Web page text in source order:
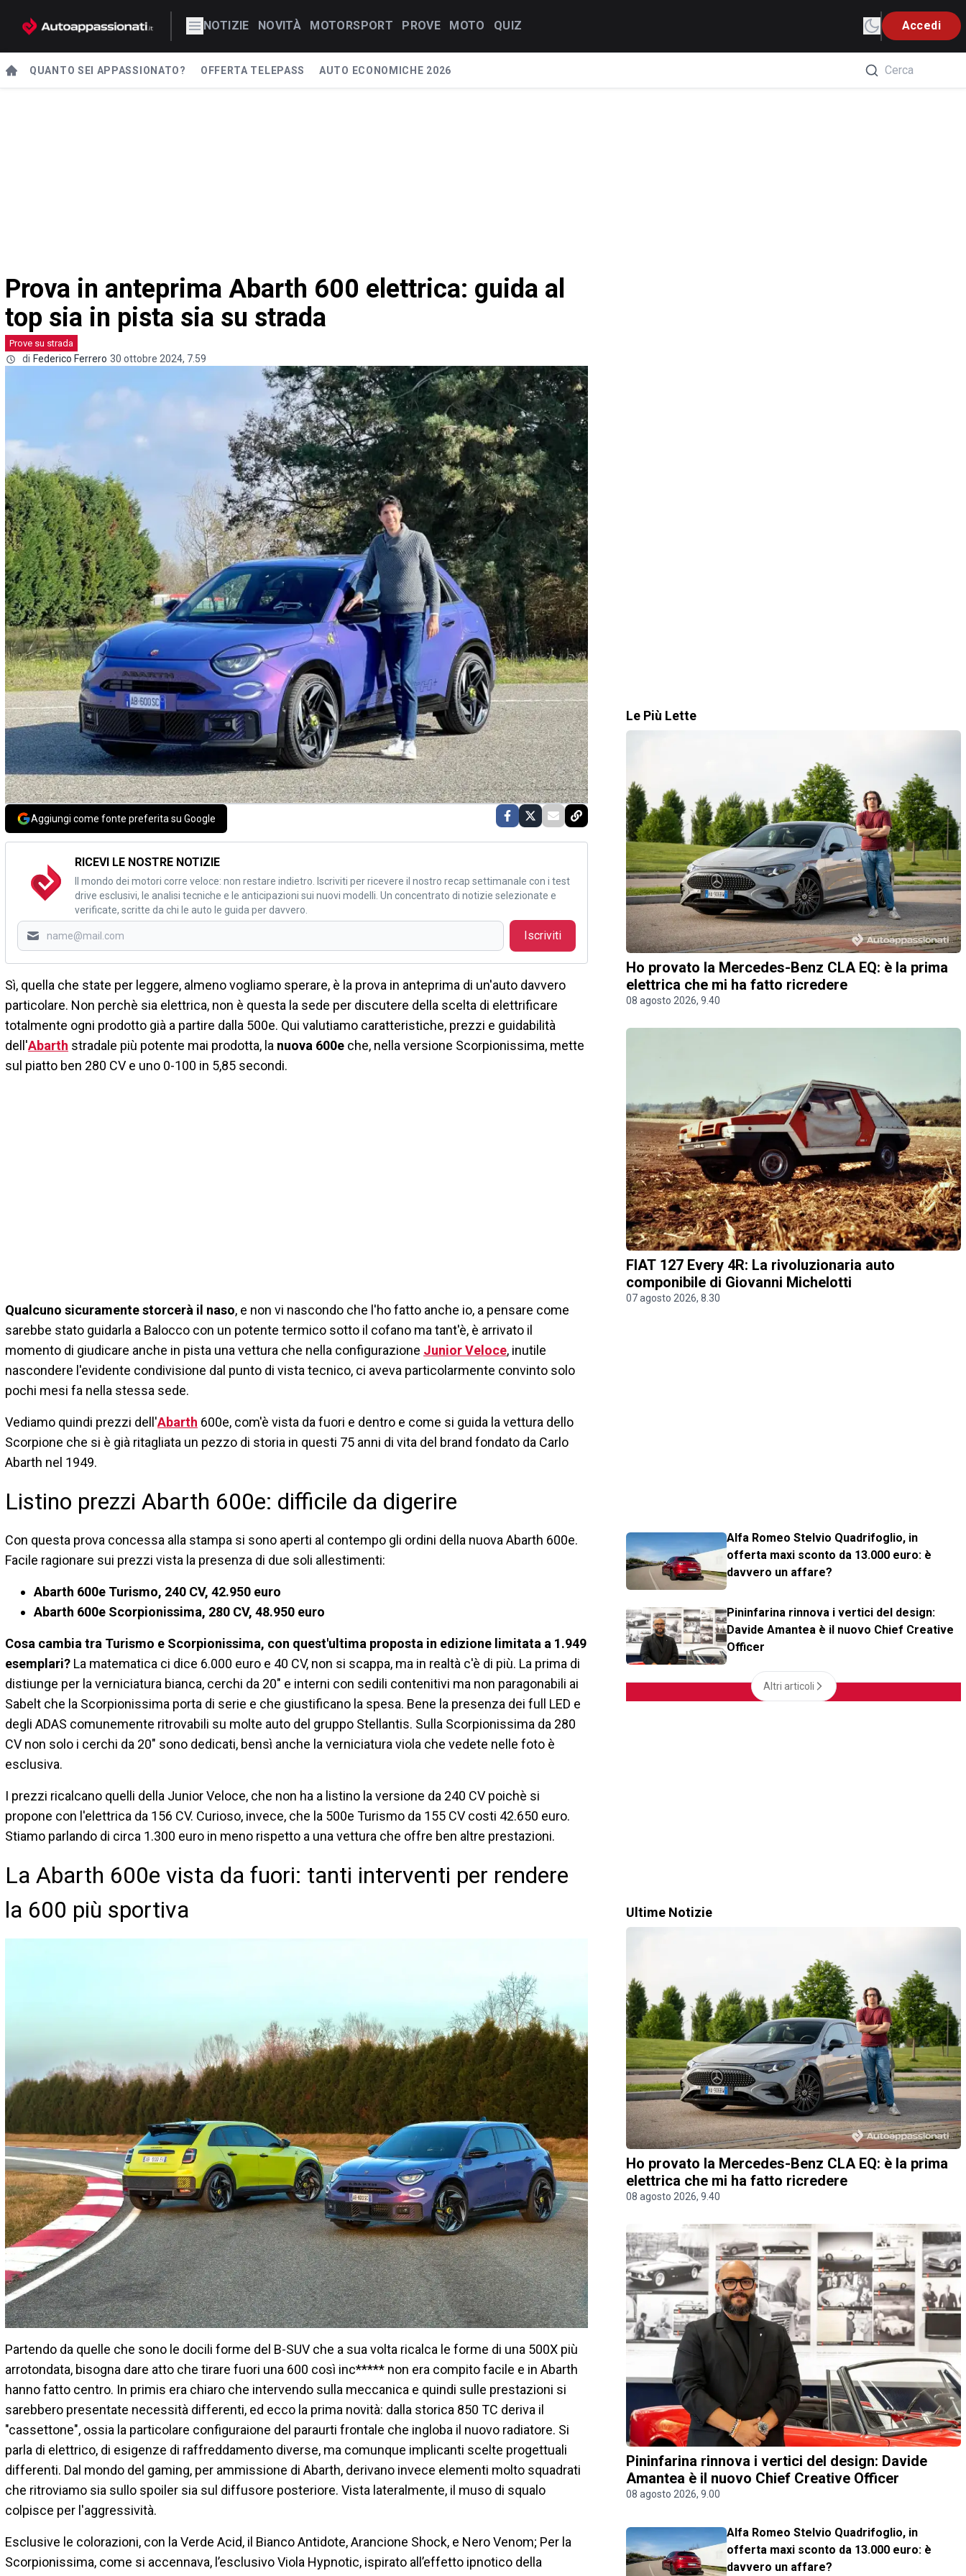
NOTIZIE NOVITÀ MOTORSPORT PROVE MOTO QUIZ Accedi
QUANTO SEI APPASSIONATO? OFFERTA TELEPASS AUTO ECONOMICHE 2026
Prova in anteprima Abarth 600 elettrica: guida al
top sia in pista sia su strada
Prove su strada
di Federico Ferrero 30 ottobre 2024, 7.59
Aggiungi come fonte preferita su Google
RICEVI LE NOSTRE NOTIZIE
Il mondo dei motori corre veloce: non restare indietro. Iscriviti per ricevere il nostro recap settimanale con i test
drive esclusivi, le analisi tecniche e le anticipazioni sui nuovi modelli. Un concentrato di notizie selezionate e
verificate, scritte da chi le auto le guida per davvero.
Iscriviti
Sì, quella che state per leggere, almeno vogliamo sperare, è la prova in anteprima di un'auto davvero
particolare. Non perchè sia elettrica, non è questa la sede per discutere della scelta di elettrificare
totalmente ogni prodotto già a partire dalla 500e. Qui valutiamo caratteristiche, prezzi e guidabilità
dell'Abarth stradale più potente mai prodotta, la nuova 600e che, nella versione Scorpionissima, mette
sul piatto ben 280 CV e uno 0-100 in 5,85 secondi.
Qualcuno sicuramente storcerà il naso, e non vi nascondo che l'ho fatto anche io, a pensare come
sarebbe stato guidarla a Balocco con un potente termico sotto il cofano ma tant'è, è arrivato il
momento di giudicare anche in pista una vettura che nella configurazione Junior Veloce, inutile
nascondere l'evidente condivisione dal punto di vista tecnico, ci aveva particolarmente convinto solo
pochi mesi fa nella stessa sede.
Vediamo quindi prezzi dell'Abarth 600e, com'è vista da fuori e dentro e come si guida la vettura dello
Scorpione che si è già ritagliata un pezzo di storia in questi 75 anni di vita del brand fondato da Carlo
Abarth nel 1949.
Listino prezzi Abarth 600e: difficile da digerire
Con questa prova concessa alla stampa si sono aperti al contempo gli ordini della nuova Abarth 600e.
Facile ragionare sui prezzi vista la presenza di due soli allestimenti:
Abarth 600e Turismo, 240 CV, 42.950 euro
Abarth 600e Scorpionissima, 280 CV, 48.950 euro
Cosa cambia tra Turismo e Scorpionissima, con quest'ultima proposta in edizione limitata a 1.949
esemplari? La matematica ci dice 6.000 euro e 40 CV, non si scappa, ma in realtà c'è di più. La prima di
distiunge per la verniciatura bianca, cerchi da 20" e interni con sedili contenitivi ma non paragonabili ai
Sabelt che la Scorpionissima porta di serie e che giustificano la spesa. Bene la presenza dei full LED e
degli ADAS comunemente ritrovabili su molte auto del gruppo Stellantis. Sulla Scorpionissima da 280
CV non solo i cerchi da 20" sono dedicati, bensì anche la verniciatura viola che vedete nelle foto è
esclusiva.
I prezzi ricalcano quelli della Junior Veloce, che non ha a listino la versione da 240 CV poichè si
propone con l'elettrica da 156 CV. Curioso, invece, che la 500e Turismo da 155 CV costi 42.650 euro.
Stiamo parlando di circa 1.300 euro in meno rispetto a una vettura che offre ben altre prestazioni.
La Abarth 600e vista da fuori: tanti interventi per rendere
la 600 più sportiva
Partendo da quelle che sono le docili forme del B-SUV che a sua volta ricalca le forme di una 500X più
arrotondata, bisogna dare atto che tirare fuori una 600 così inc***** non era compito facile e in Abarth
hanno fatto centro. In primis era chiaro che intervendo sulla meccanica e quindi sulle prestazioni si
sarebbero presentate necessità differenti, ed ecco la prima novità: dalla storica 850 TC deriva il
"cassettone", ossia la particolare configuraione del paraurti frontale che ingloba il nuovo radiatore. Si
parla di elettrico, di esigenze di raffreddamento diverse, ma comunque implicanti scelte progettuali
differenti. Dal mondo del gaming, per ammissione di Abarth, derivano invece elementi molto squadrati
che ritroviamo sia sullo spoiler sia sul diffusore posteriore. Vista lateralmente, il muso di squalo
colpisce per l'aggressività.
Esclusive le colorazioni, con la Verde Acid, il Bianco Antidote, Arancione Shock, e Nero Venom; Per la
Scorpionissima, come si accennava, l’esclusivo Viola Hypnotic, ispirato all’effetto ipnotico della
Le Più Lette
Ho provato la Mercedes-Benz CLA EQ: è la prima
elettrica che mi ha fatto ricredere
08 agosto 2026, 9.40
FIAT 127 Every 4R: La rivoluzionaria auto
componibile di Giovanni Michelotti
07 agosto 2026, 8.30
Alfa Romeo Stelvio Quadrifoglio, in
offerta maxi sconto da 13.000 euro: è
davvero un affare?
Pininfarina rinnova i vertici del design:
Davide Amantea è il nuovo Chief Creative
Officer
Altri articoli
Ultime Notizie
Ho provato la Mercedes-Benz CLA EQ: è la prima
elettrica che mi ha fatto ricredere
08 agosto 2026, 9.40
Pininfarina rinnova i vertici del design: Davide
Amantea è il nuovo Chief Creative Officer
08 agosto 2026, 9.00
Alfa Romeo Stelvio Quadrifoglio, in
offerta maxi sconto da 13.000 euro: è
davvero un affare?